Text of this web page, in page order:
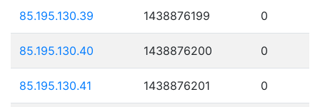
85.195.130.39 1438876199 0
85.195.130.40 1438876200 0
85.195.130.41 1438876201 0